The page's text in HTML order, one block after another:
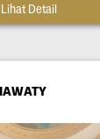
Lihat Detail